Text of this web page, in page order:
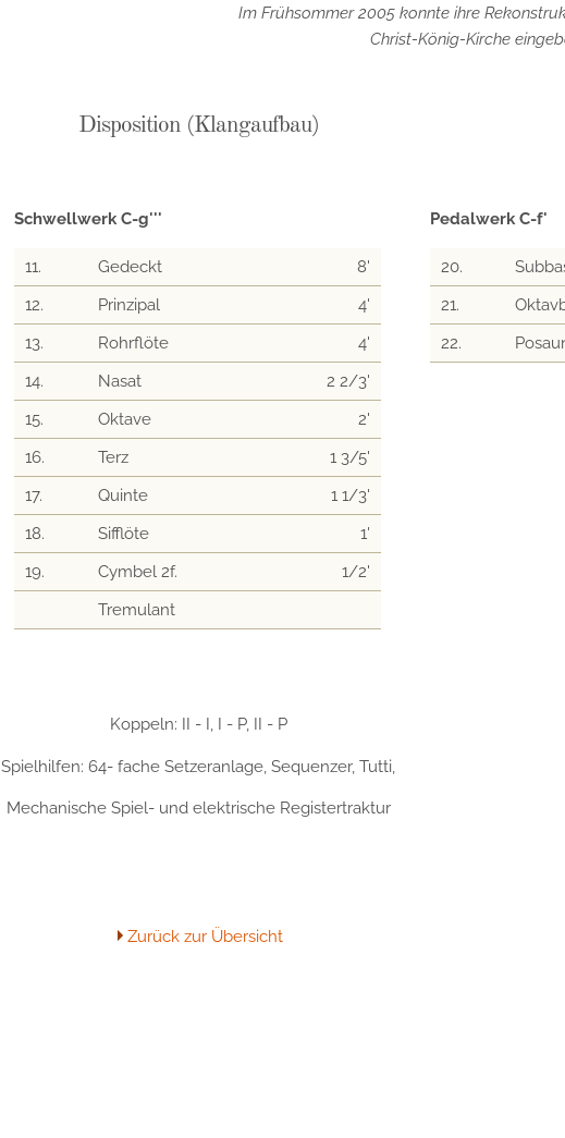
Im Frühsommer 2005 konnte ihre
Christ-König-Kirche
Disposition (Klangaufbau)
Schwellwerk C-g'''
11. Gedeckt 8'
12. Prinzipal 4'
13. Rohrflöte 4'
14. Nasat 2 2/3'
15. Oktave 2'
16. Terz 1 3/5'
17. Quinte 1 1/3'
18. Sifflöte 1'
19. Cymbel 2f. 1/2'
Tremulant
Pedalwerk C-f'
20.
21.
22.
Koppeln: II - I, I - P, II - P
Spielhilfen: 64- fache Setzeranlage, Sequenzer, Tutti,
Mechanische Spiel- und elektrische Registertraktur
Zurück zur Übersicht